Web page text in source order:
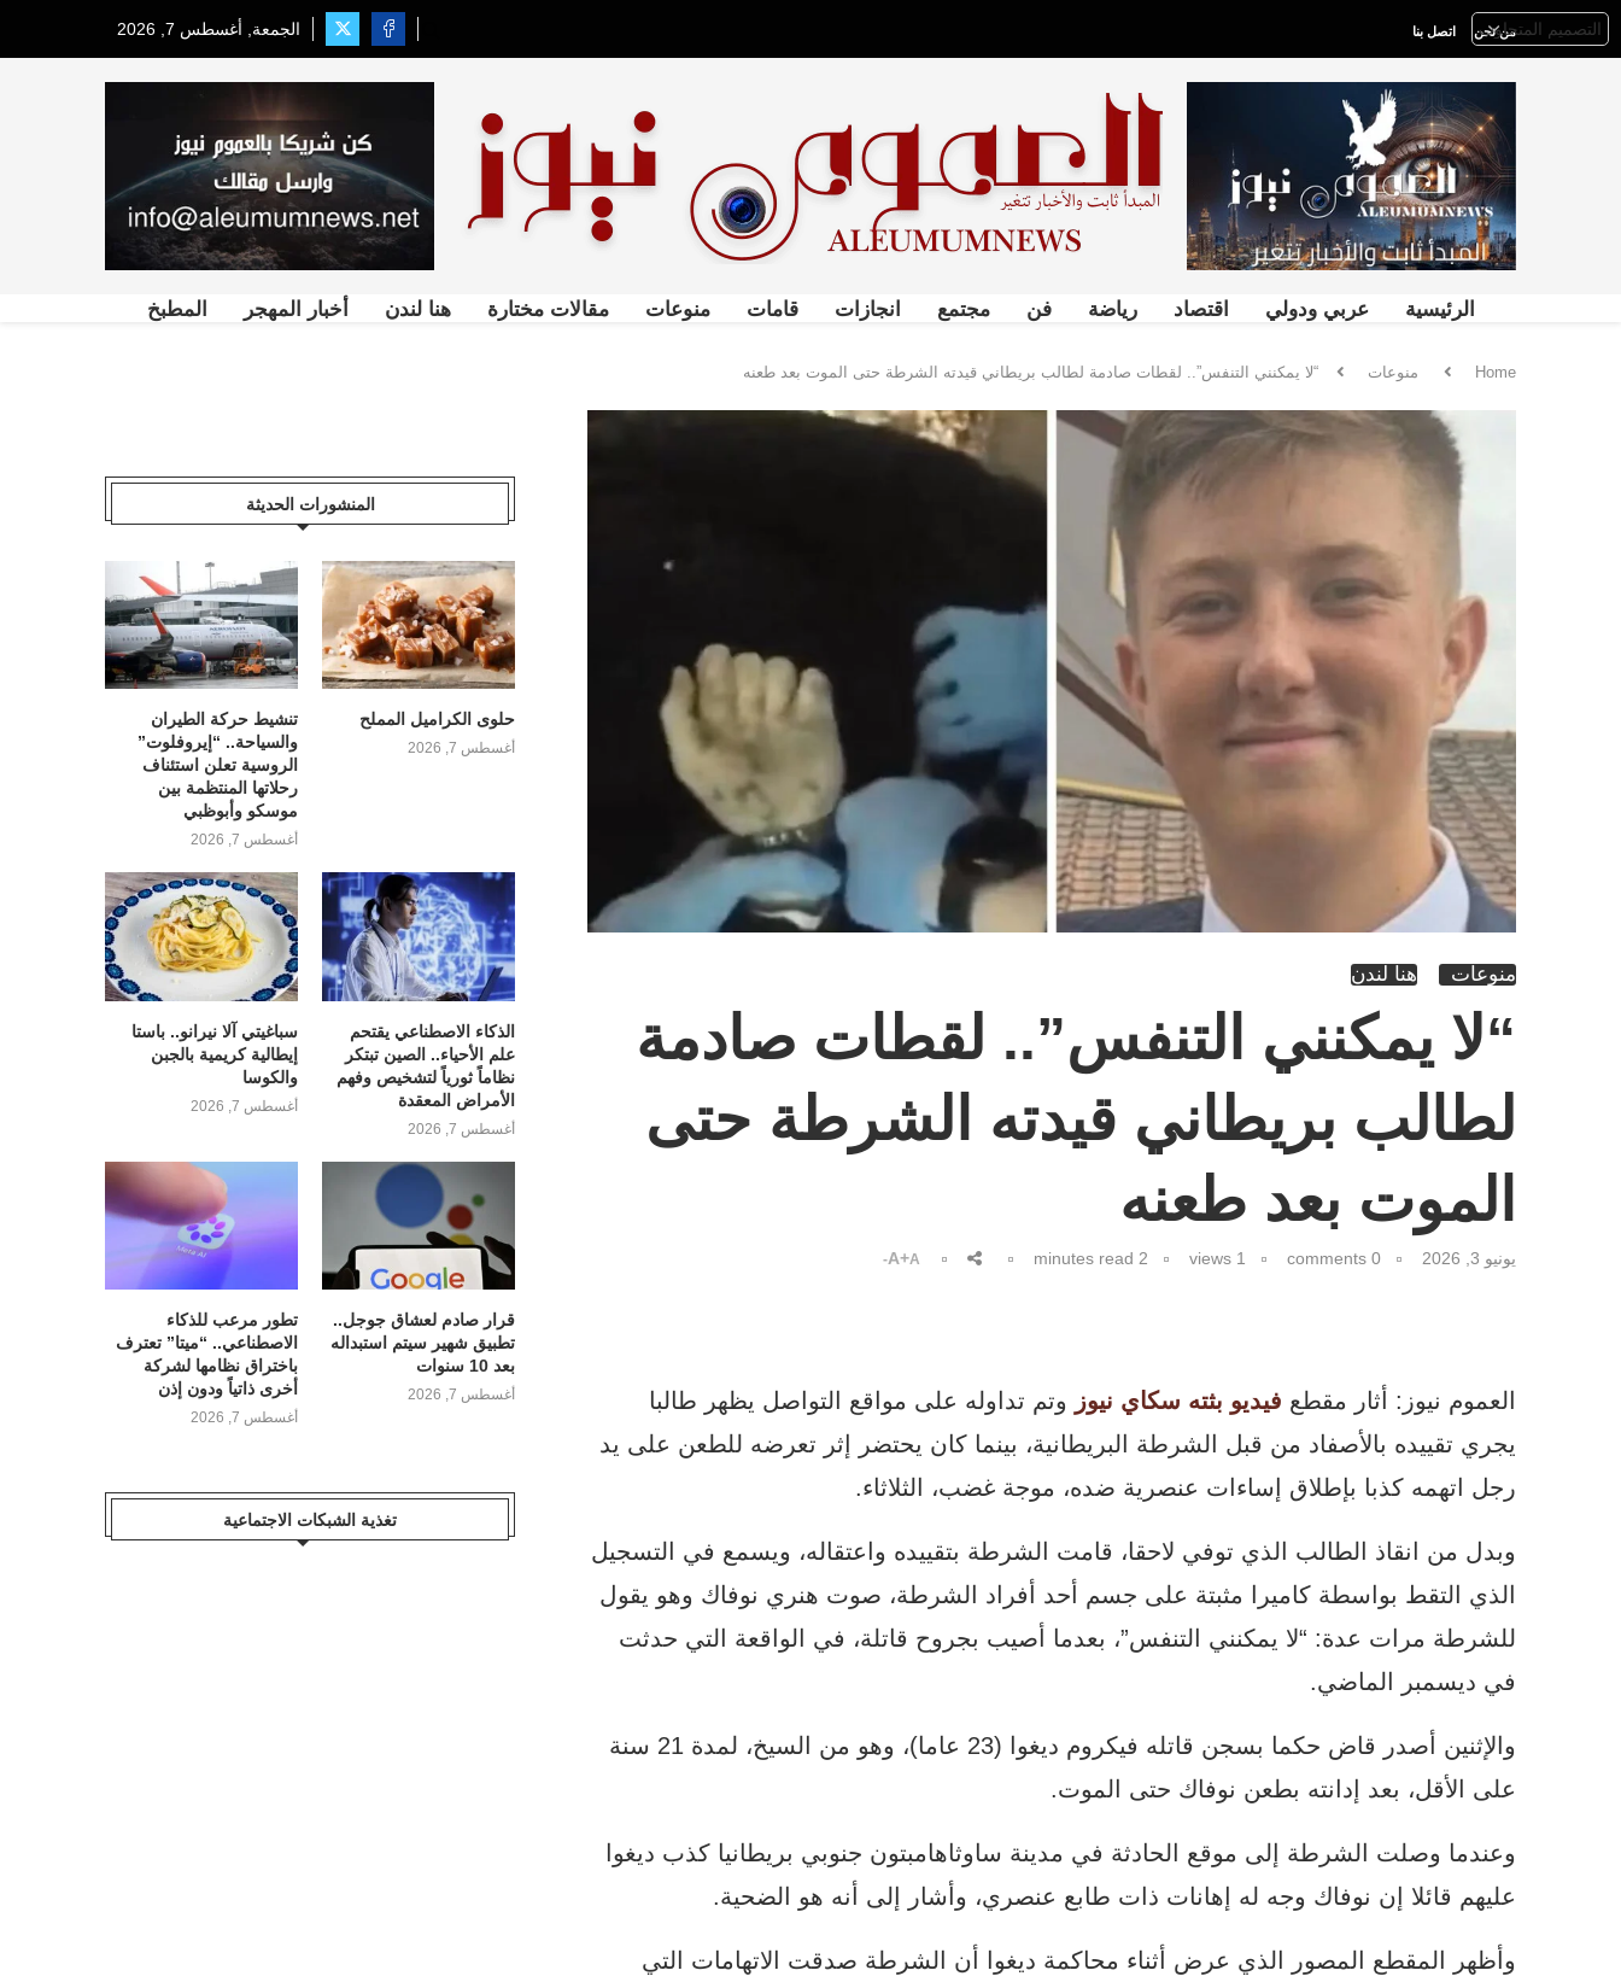
من نحن اتصل بنا الجمعة, أغسطس 7, 2026
الرئيسية عربي ودولي اقتصاد رياضة فن مجتمع انجازات قامات منوعات مقالات مختارة هنا لندن أخبار المهجر المطبخ
Home منوعات “لا يمكنني التنفس”.. لقطات صادمة لطالب بريطاني قيدته الشرطة حتى الموت بعد طعنه
منوعات هنا لندن
“لا يمكنني التنفس”.. لقطات صادمة
لطالب بريطاني قيدته الشرطة حتى
الموت بعد طعنه
يونيو 3, 2026 0 comments
1
2 minutes read
A+A-
العموم نيوز: أثار مقطع فيديو بثته سكاي نيوز
وتم تداوله على مواقع التواصل يظهر طالبا
يجري تقييده بالأصفاد من قبل الشرطة البريطانية، بينما كان يحتضر إثر تعرضه للطعن على يد
رجل اتهمه كذبا بإطلاق إساءات عنصرية ضده، موجة غضب، الثلاثاء.
وبدل من انقاذ الطالب الذي توفي لاحقا، قامت الشرطة بتقييده واعتقاله، ويسمع في التسجيل
الذي التقط بواسطة كاميرا مثبتة على جسم أحد أفراد الشرطة، صوت هنري نوفاك وهو يقول
للشرطة مرات عدة: “لا يمكنني التنفس”، بعدما أصيب بجروح قاتلة، في الواقعة التي حدثت
في ديسمبر الماضي.
والإثنين أصدر قاض حكما بسجن قاتله فيكروم ديغوا (23 عاما)، وهو من السيخ، لمدة 21 سنة
على الأقل، بعد إدانته بطعن نوفاك حتى الموت.
وعندما وصلت الشرطة إلى موقع الحادثة في مدينة ساوثاهامبتون جنوبي بريطانيا كذب ديغوا
عليهم قائلا إن نوفاك وجه له إهانات ذات طابع عنصري، وأشار إلى أنه هو الضحية.
وأظهر المقطع المصور الذي عرض أثناء محاكمة ديغوا أن الشرطة صدقت الاتهامات التي
المنشورات الحديثة
حلوى الكراميل المملح
أغسطس 7, 2026
تنشيط حركة الطيران
والسياحة.. “إيروفلوت”
الروسية تعلن استئناف
رحلاتها المنتظمة بين
موسكو وأبوظبي
أغسطس 7, 2026
الذكاء الاصطناعي يقتحم
علم الأحياء.. الصين تبتكر
نظاماً ثورياً لتشخيص وفهم
الأمراض المعقدة
أغسطس 7, 2026
سباغيتي آلا نيرانو.. باستا
إيطالية كريمية بالجبن
والكوسا
أغسطس 7, 2026
قرار صادم لعشاق جوجل..
تطبيق شهير سيتم استبداله
بعد 10 سنوات
أغسطس 7, 2026
تطور مرعب للذكاء
الاصطناعي.. “ميتا” تعترف
باختراق نظامها لشركة
أخرى ذاتياً ودون إذن
أغسطس 7, 2026
تغذية الشبكات الاجتماعية